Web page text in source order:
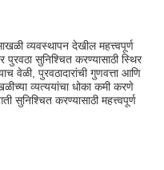
व्यवस्थापन देखील महत्त्वपूर्ण
सुनिश्चित करण्यासाठी स्थिर
पुरवठादारांची गुणवत्ता आणि
व्यत्ययांचा धोका कमी करणे
सुनिश्चित करण्यासाठी महत्त्वपूर्ण